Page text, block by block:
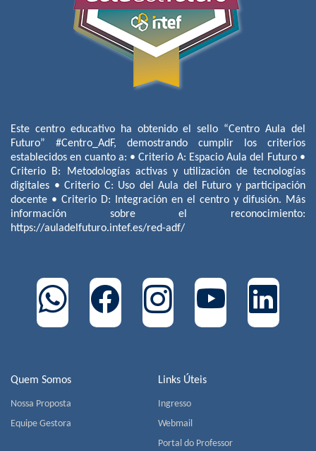
Quem Somos
Nossa Proposta
Equipe Gestora
Links Úteis
Ingresso
Webmail
Portal do Professor
Este centro educativo ha obtenido el sello “Centro Aula del
Futuro” #Centro_AdF, demostrando cumplir los criterios
establecidos en cuanto a: • Criterio A: Espacio Aula del Futuro •
Criterio B: Metodologías activas y utilización de tecnologías
digitales • Criterio C: Uso del Aula del Futuro y participación
docente • Criterio D: Integración en el centro y difusión. Más
información sobre el reconocimiento:
https://auladelfuturo.intef.es/red-adf/